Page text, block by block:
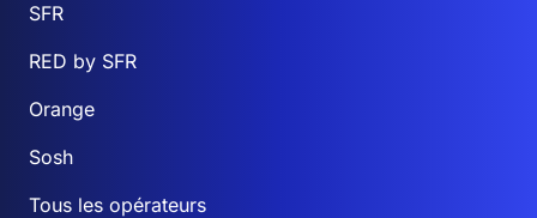
SFR
RED by SFR
Orange
Sosh
Tous les opérateurs